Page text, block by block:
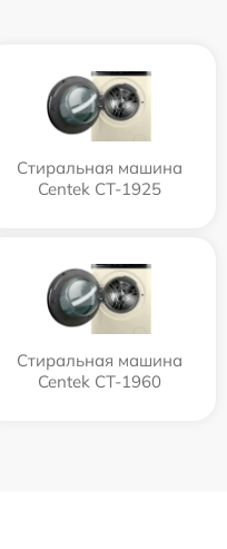
Стиральная машина
Centek CT-1925
Стиральная машина
Centek CT-1960